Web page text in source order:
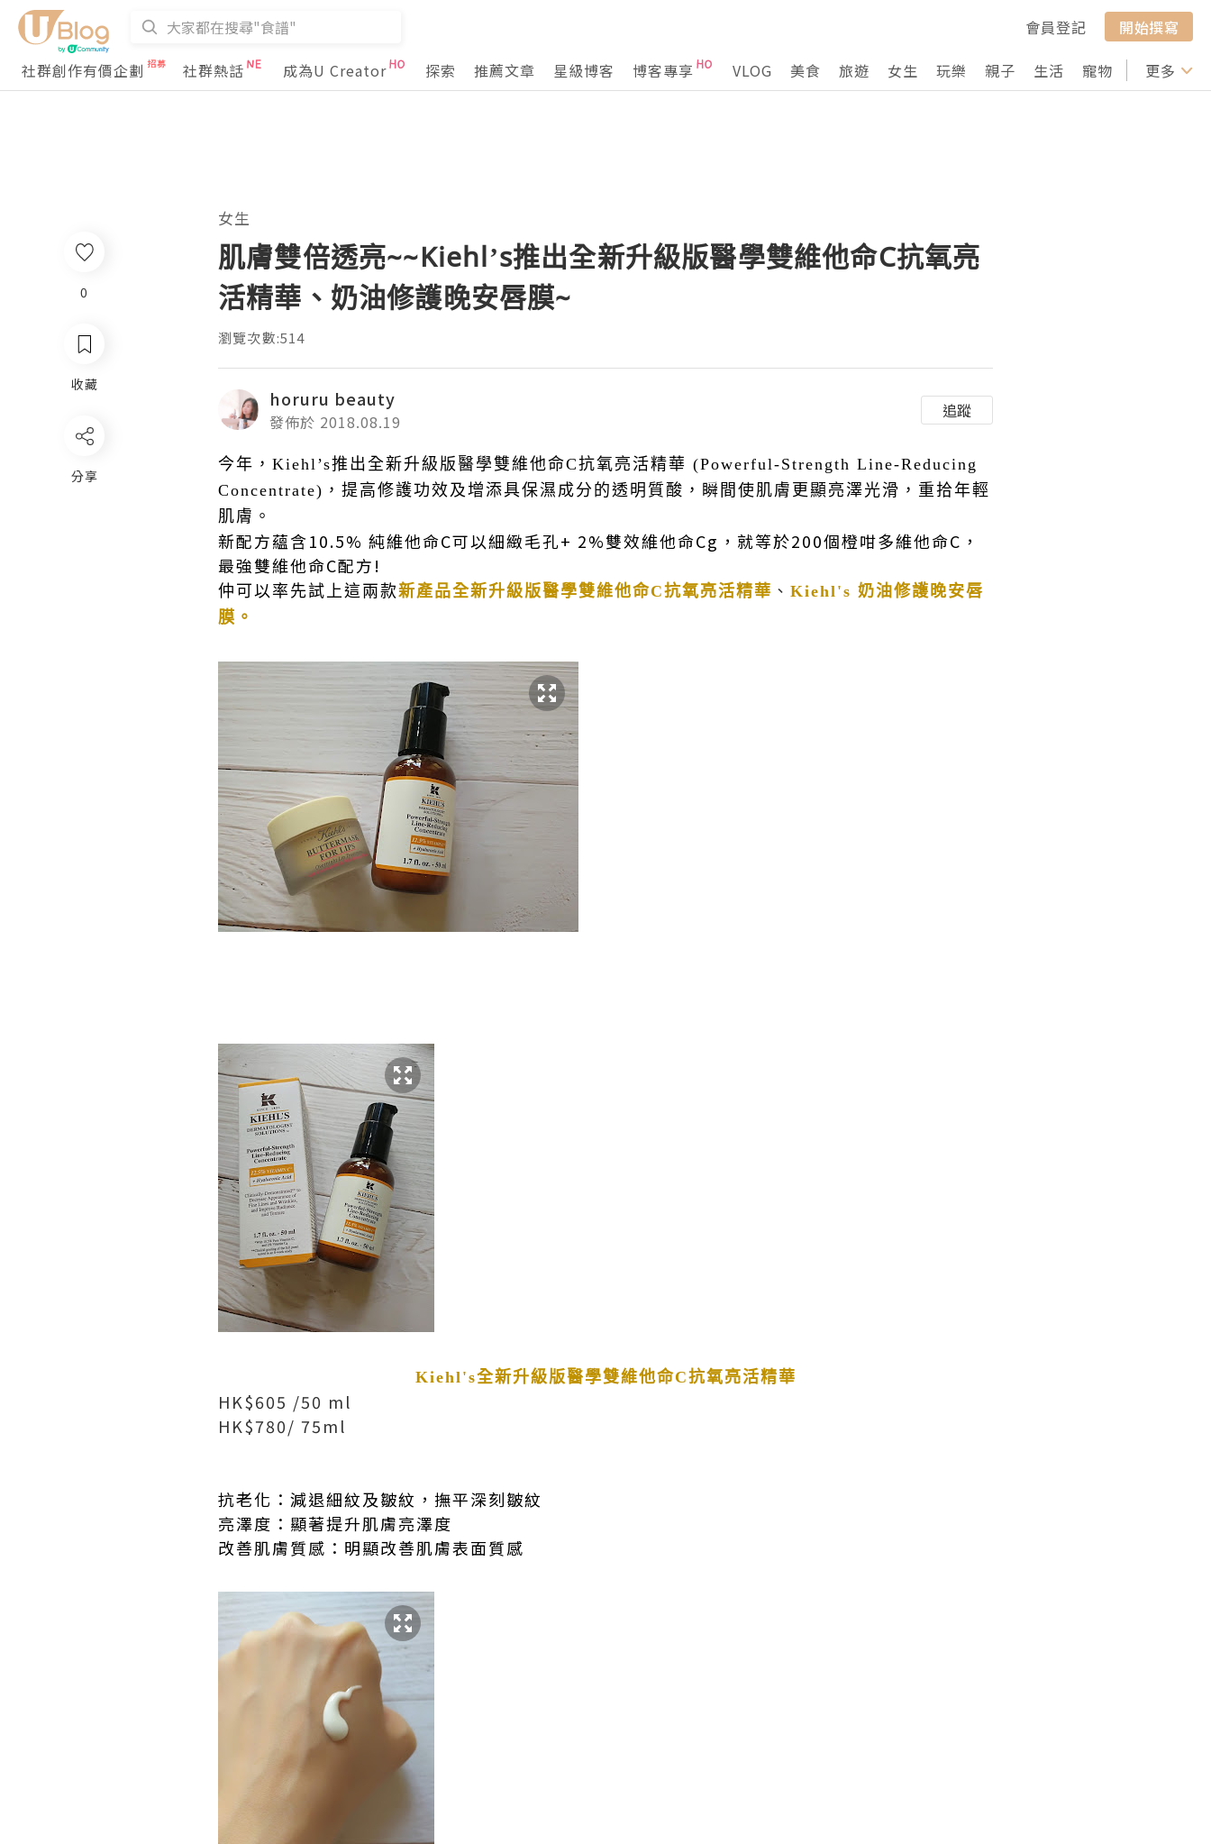
會員登記
開始撰寫
社群創作有價企劃
社群熱話 成為U Creator 探索 推薦文章 星級博客 博客專享 VLOG 美食 旅遊 女生 玩樂 親子 生活 寵物 行山 打卡
更多
0
收藏
分享
女生
肌膚雙倍透亮~~Kiehl’s推出全新升級版醫學雙維他命C抗氧亮
活精華、奶油修護晚安唇膜~
瀏覽次數:514
horuru beauty
發佈於 2018.08.19
追蹤
今年，Kiehl’s推出全新升級版醫學雙維他命C抗氧亮活精華 (Powerful-Strength Line-Reducing
Concentrate)，提高修護功效及增添具保濕成分的透明質酸，瞬間使肌膚更顯亮澤光滑，重拾年輕
肌膚。
新配方蘊含10.5% 純維他命C可以細緻毛孔+ 2%雙效維他命Cg，就等於200個橙咁多維他命C，
最強雙維他命C配方!
仲可以率先試上這兩款新產品全新升級版醫學雙維他命C抗氧亮活精華 、 Kiehl's 奶油修護晚安唇
膜。
Kiehl's全新升級版醫學雙維他命C抗氧亮活精華
HK$605 /50 ml
HK$780/ 75ml
抗老化：減退細紋及皺紋，撫平深刻皺紋
亮澤度：顯著提升肌膚亮澤度
改善肌膚質感：明顯改善肌膚表面質感